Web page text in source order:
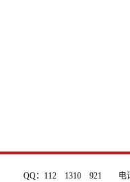
QQ：112 1310 921 电话